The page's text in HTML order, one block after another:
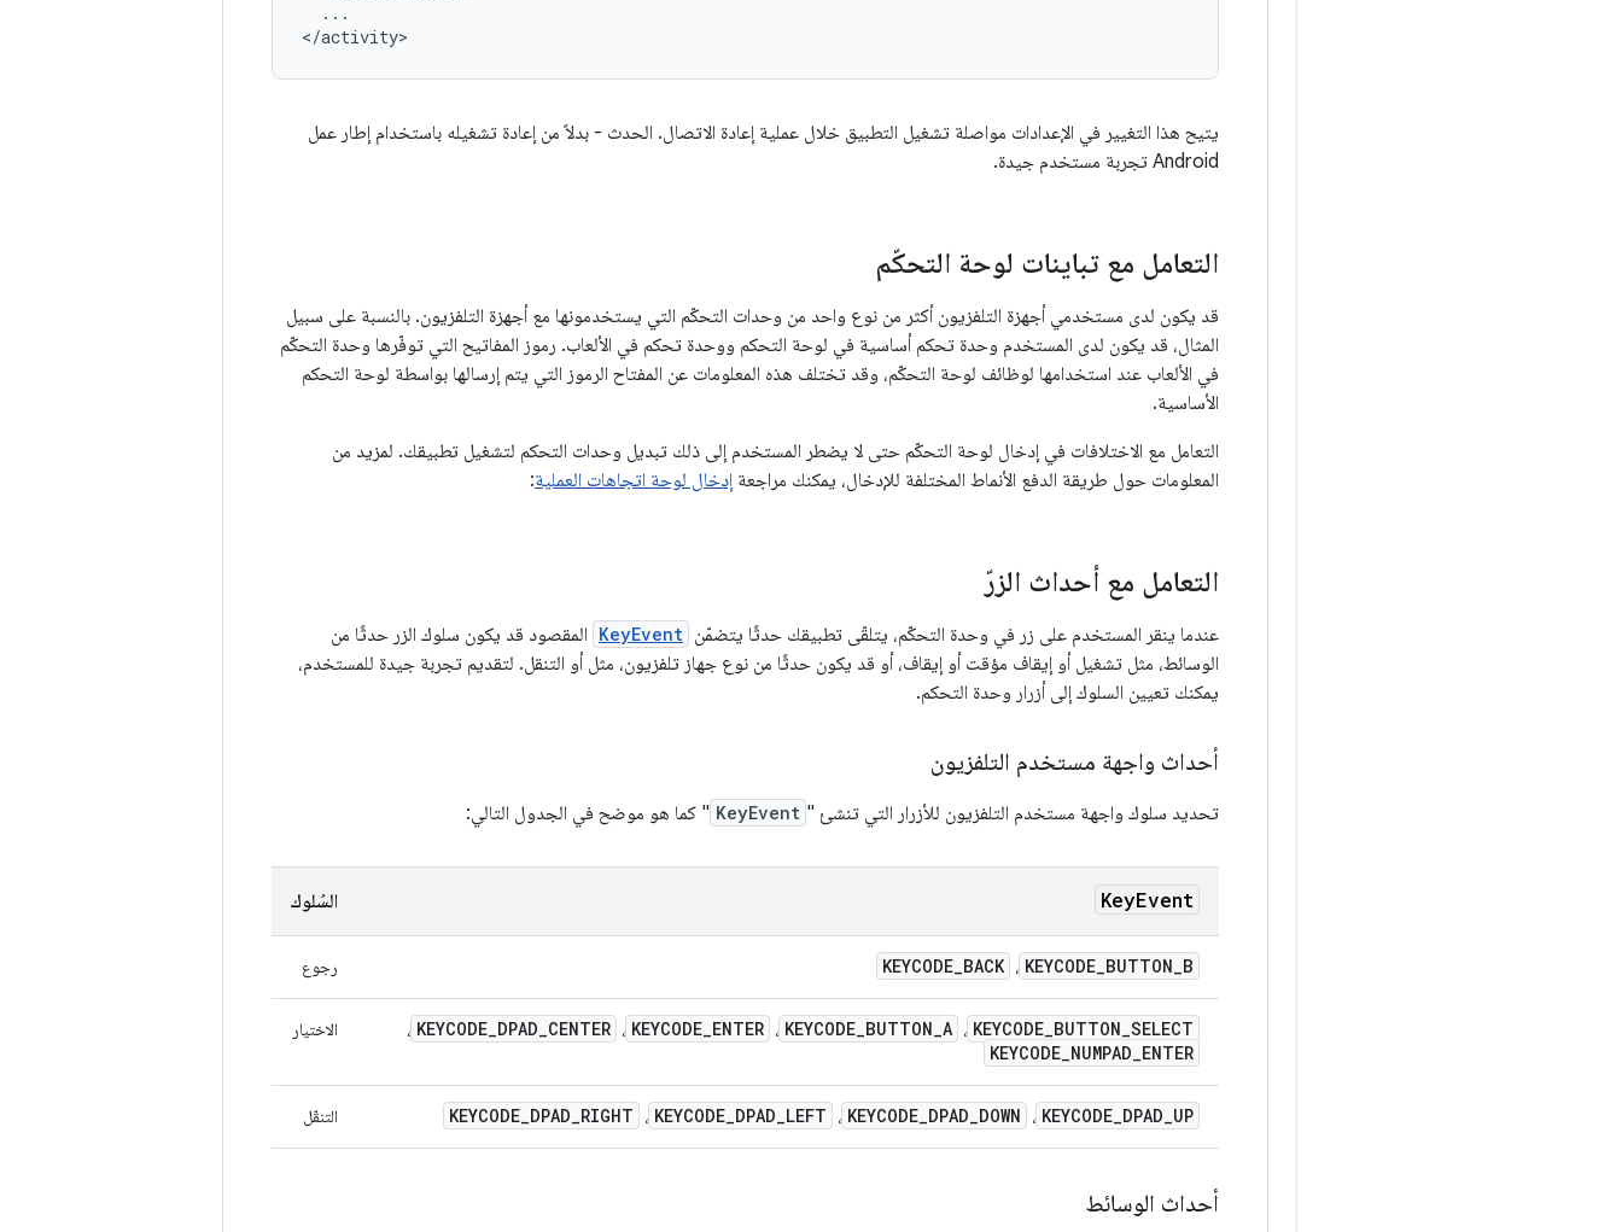
...
</activity>
يتيح هذا التغيير في الإعدادات مواصلة تشغيل التطبيق خلال عملية إعادة الاتصال. الحدث - بدلاً من إعادة تشغيله باستخدام إطار عمل
Android تجربة مستخدم جيدة.
التعامل مع تباينات لوحة التحكّم
قد يكون لدى مستخدمي أجهزة التلفزيون أكثر من نوع واحد من وحدات التحكّم التي يستخدمونها مع أجهزة التلفزيون. بالنسبة على سبيل
المثال، قد يكون لدى المستخدم وحدة تحكم أساسية في لوحة التحكم ووحدة تحكم في الألعاب. رموز المفاتيح التي توفّرها وحدة التحكّم
في الألعاب عند استخدامها لوظائف لوحة التحكّم، وقد تختلف هذه المعلومات عن المفتاح الرموز التي يتم إرسالها بواسطة لوحة التحكم
الأساسية.
التعامل مع الاختلافات في إدخال لوحة التحكّم حتى لا يضطر المستخدم إلى ذلك تبديل وحدات التحكم لتشغيل تطبيقك. لمزيد من
المعلومات حول طريقة الدفع الأنماط المختلفة للإدخال، يمكنك مراجعة إدخال لوحة اتجاهات العملية:
التعامل مع أحداث الزرّ
عندما ينقر المستخدم على زر في وحدة التحكّم، يتلقّى تطبيقك حدثًا يتضمّن KeyEvent المقصود قد يكون سلوك الزر حدثًا من
الوسائط، مثل تشغيل أو إيقاف مؤقت أو إيقاف، أو قد يكون حدثًا من نوع جهاز تلفزيون، مثل أو التنقل. لتقديم تجربة جيدة للمستخدم،
يمكنك تعيين السلوك إلى أزرار وحدة التحكم.
أحداث واجهة مستخدم التلفزيون
تحديد سلوك واجهة مستخدم التلفزيون للأزرار التي تنشئ " KeyEvent " كما هو موضح في الجدول التالي:
KeyEvent السُلوك
KEYCODE_BUTTON_B ، KEYCODE_BACK رجوع
KEYCODE_BUTTON_SELECT ، KEYCODE_BUTTON_A ، KEYCODE_ENTER ، KEYCODE_DPAD_CENTER ،
KEYCODE_NUMPAD_ENTER
الاختيار
KEYCODE_DPAD_UP ، KEYCODE_DPAD_DOWN ، KEYCODE_DPAD_LEFT ، KEYCODE_DPAD_RIGHT التنقّل
أحداث الوسائط